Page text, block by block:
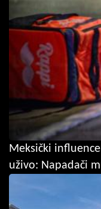
Meksički
uživo: Napadači